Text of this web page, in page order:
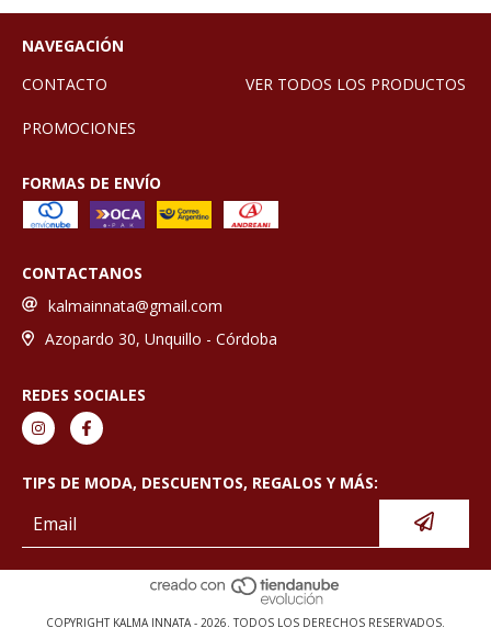
NAVEGACIÓN
CONTACTO
VER TODOS LOS PRODUCTOS
PROMOCIONES
FORMAS DE ENVÍO
CONTACTANOS
kalmainnata@gmail.com
Azopardo 30, Unquillo - Córdoba
REDES SOCIALES
TIPS DE MODA, DESCUENTOS, REGALOS Y MÁS:
COPYRIGHT KALMA INNATA - 2026. TODOS LOS DERECHOS RESERVADOS.